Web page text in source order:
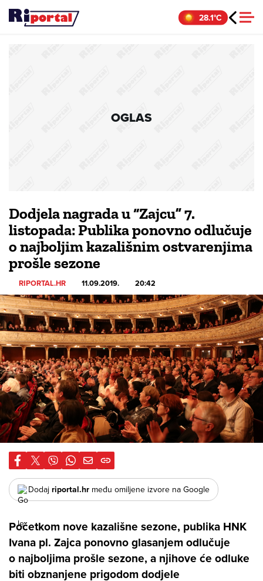
Skip
28.1°C
OGLAS
Dodjela nagrada u “Zajcu” 7.
listopada: Publika ponovno odlučuje
o najboljim kazališnim ostvarenjima
prošle sezone
RIPORTAL.HR 11.09.2019. 20:42
Dodaj riportal.hr među omiljene izvore na Google
Početkom nove kazališne sezone, publika HNK
Ivana pl. Zajca ponovno glasanjem odlučuje
o najboljima prošle sezone, a njihove će odluke
biti obznanjene prigodom dodjele